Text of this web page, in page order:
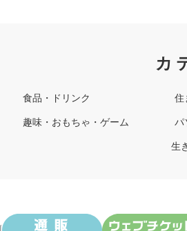
カ
食品・ドリンク 住
趣味・おもちゃ・ゲーム パ
生